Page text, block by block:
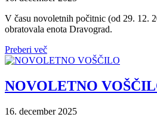
V času novoletnih počitnic (od 29. 12.
obratovala enota Dravograd.
Preberi več
NOVOLETNO
16. december 2025